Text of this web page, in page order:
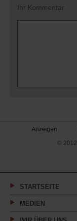
Ihr Kommentar
Anzeigen
©
STARTSEITE
MEDIEN